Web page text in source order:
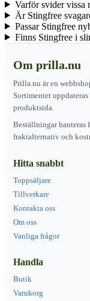
Varför svider vissa
Är Stingfree
Passar Stingfree
Finns Stingfree i
Om prilla.nu
Prilla.nu är en
Sortimentet
produktsida.
Beställningar hanteras
fraktalternativ och
Hitta snabbt
Toppsäljare
Tillverkare
Kontakta oss
Om oss
Vanliga frågor
Handla
Butik
Varukorg